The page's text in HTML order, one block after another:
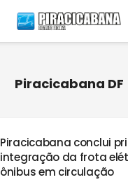
Piracicabana DF
Piracicabana conclui
integração da frota
ônibus em circulação